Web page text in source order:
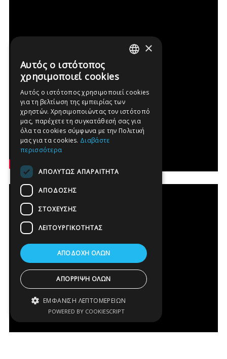
GREEK
FRENCH
GERMAN
×
Αυτός ο ιστότοπος
χρησιμοποιεί cookies
Αυτός ο ιστότοπος χρησιμοποιεί cookies
για τη βελτίωση της εμπειρίας των
χρηστών. Χρησιμοποιώντας τον ιστότοπό
μας, παρέχετε τη συγκατάθεσή σας για
όλα τα cookies σύμφωνα με την Πολιτική
μας για τα cookies. Διαβάστε
περισσότερα
ΑΠΟΛΎΤΩΣ ΑΠΑΡΑΊΤΗΤΑ
ΑΠΌΔΟΣΗΣ
ΣΤΌΧΕΥΣΗΣ
ΛΕΙΤΟΥΡΓΙΚΌΤΗΤΑΣ
ΑΠΟΔΟΧΉ ΌΛΩΝ
ΑΠΌΡΡΙΨΗ ΌΛΩΝ
ΕΜΦΆΝΙΣΗ ΛΕΠΤΟΜΕΡΕΙΏΝ
POWERED BY COOKIESCRIPT